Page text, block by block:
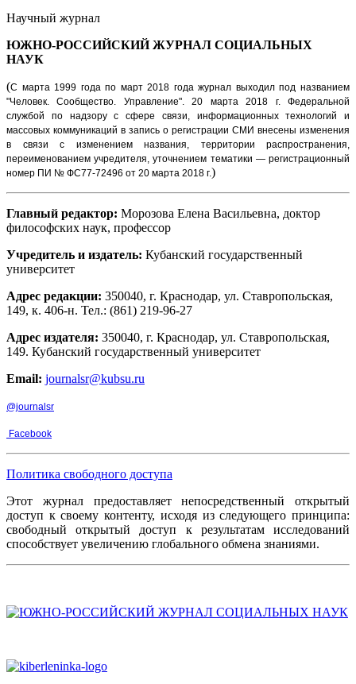
Научный журнал
ЮЖНО-РОССИЙСКИЙ ЖУРНАЛ СОЦИАЛЬНЫХ
НАУК
(С марта 1999 года по март 2018 года журнал выходил под названием
"Человек. Сообщество. Управление".20 марта 2018 г. Федеральной
службой по надзору с сфере связи, информационных технологий и
массовых коммуникаций в запись о регистрации СМИ внесены изменения
в связи с изменением названия, территории распространения,
переименованием учредителя, уточнением тематики — регистрационный
номер ПИ № ФС77-72496 от 20 марта 2018 г.)
Главный редактор: Морозова Елена Васильевна, доктор
философских наук, профессор
Учредитель и издатель: Кубанский государственный
университет
Адрес редакции: 350040, г. Краснодар, ул. Ставропольская,
149, к. 406-н. Тел.: (861) 219-96-27
Адрес издателя: 350040, г. Краснодар, ул. Ставропольская,
149. Кубанский государственный университет
Email: journalsr@kubsu.ru
@journalsr
Facebook
Политика свободного доступа
Этот журнал предоставляет непосредственный открытый
доступ к своему контенту, исходя из следующего принципа:
свободный открытый доступ к результатам исследований
способствует увеличению глобального обмена знаниями.